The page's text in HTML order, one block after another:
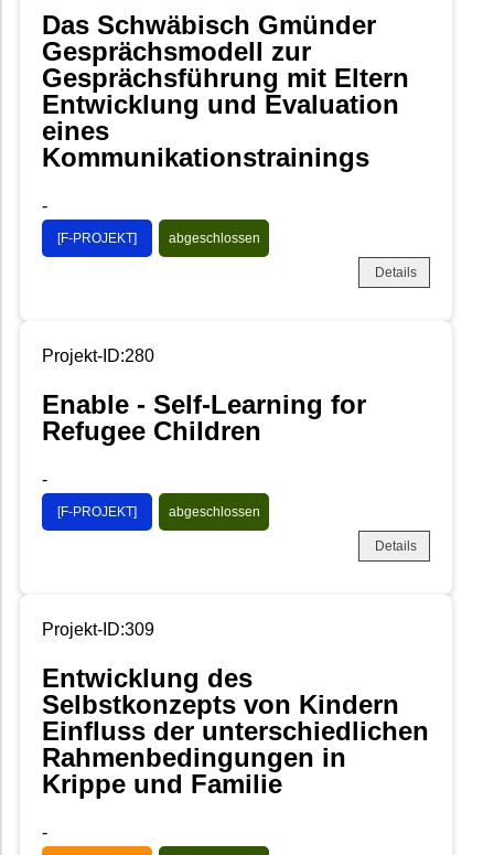
Das Schwäbisch Gmünder
Gesprächsmodell zur
Gesprächsführung mit Eltern
Entwicklung und Evaluation
eines
Kommunikationstrainings
-
[F-PROJEKT] abgeschlossen
Details
Projekt-ID:280
Enable - Self-Learning for
Refugee Children
-
[F-PROJEKT] abgeschlossen
Details
Projekt-ID:309
Entwicklung des
Selbstkonzepts von Kindern
Einfluss der unterschiedlichen
Rahmenbedingungen in
Krippe und Familie
-